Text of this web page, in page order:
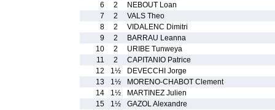
6
2
NEBOUT Loan
7
2
VALS Theo
8
2
VIDALENC Dimitri
9
2
BARRAU Leanna
10
2
URIBE Tunweya
11
2
CAPITANIO Patrice
12
1½
DEVECCHI Jorge
13
1½
MORENO-CHABOT Clement
14
1½
MARTINEZ Julien
15
1½
GAZOL Alexandre